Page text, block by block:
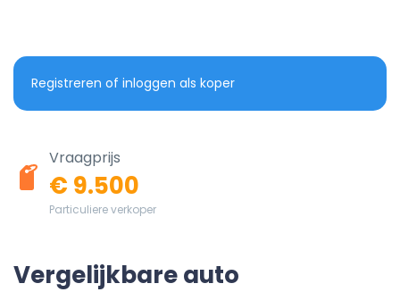
Registreren of inloggen als koper
Vraagprijs
€ 9.500
Particuliere verkoper
Vergelijkbare auto